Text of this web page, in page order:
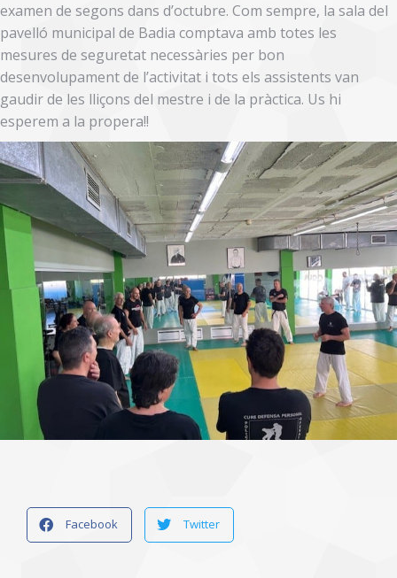
examen de segons dans d’octubre. Com sempre, la sala del
pavelló municipal de Badia comptava amb totes les
mesures de seguretat necessàries per bon
desenvolupament de l’activitat i tots els assistents van
gaudir de les lliçons del mestre i de la pràctica. Us hi
esperem a la propera!!
Facebook Twitter